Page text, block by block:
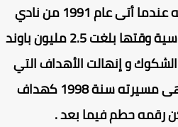
رغم التشكيك في صفقته عندما أتى عام 1991 من نادي
كريستال بالاس برسوم قياسية وقتها بلغت 2.5 مليون باوند
و إنهالت الأهداف التي
يسجلها بغزارة ، و قد أنهى مسيرته سنة 1998 كهداف
رقمه حطم فيما بعد .